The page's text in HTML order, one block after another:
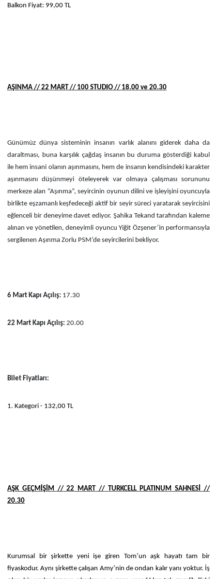
Balkon Fiyat: 99,00 TL
AŞINMA // 22 MART // 100 STUDIO // 18.00 ve 20.30
Günümüz dünya sisteminin insanın varlık alanını giderek daha da
daraltması, buna karşılık çağdaş insanın bu duruma gösterdiği kabul
ile hem insani olanın aşınmasını, hem de insanın kendisindeki karakter
aşınmasını düşünmeyi öteleyerek var olmaya çalışması sorununu
merkeze alan “Aşınma”, seyircinin oyunun dilini ve işleyişini oyuncuyla
birlikte eşzamanlı keşfedeceği aktif bir seyir süreci yaratarak seyircisini
eğlenceli bir deneyime davet ediyor. Şahika Tekand tarafından kaleme
alınan ve yönetilen, deneyimli oyuncu Yiğit Özşener’in performansıyla
sergilenen Aşınma Zorlu PSM’de seyircilerini bekliyor.
6 Mart Kapı Açılış: 17.30
22 Mart Kapı Açılış: 20.00
Bilet Fiyatları:
1. Kategori - 132,00 TL
AŞK GEÇMİŞİM // 22 MART // TURKCELL PLATINUM SAHNESİ //
20.30
Kurumsal bir şirkette yeni işe giren Tom’un aşk hayatı tam bir
fiyaskodur. Aynı şirkette çalışan Amy’nin de ondan kalır yanı yoktur. İş